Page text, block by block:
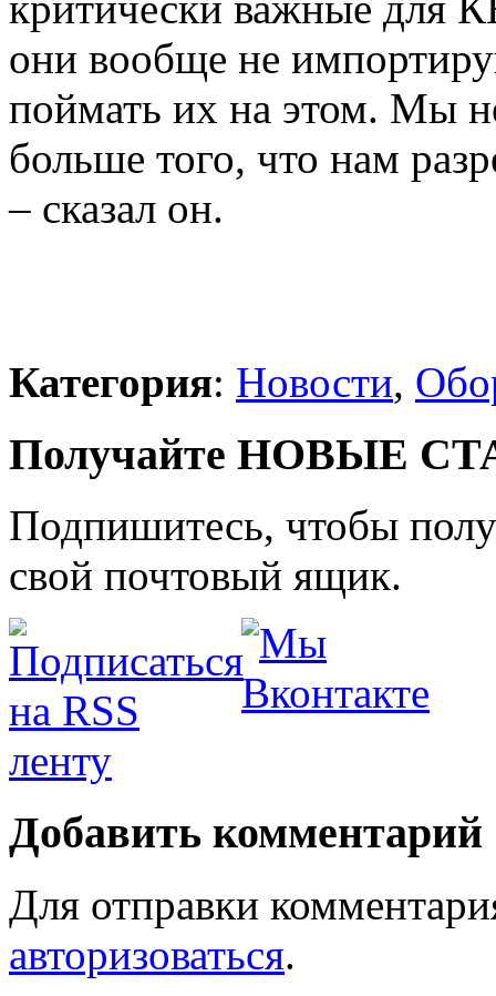
они вообще не
поймать их на этом. Мы
больше того, что нам
– сказал он.
Категория: Новости,
Получайте НОВЫЕ
Подпишитесь, чтобы
свой почтовый ящик.
Добавить комментарий
Для отправки
авторизоваться.